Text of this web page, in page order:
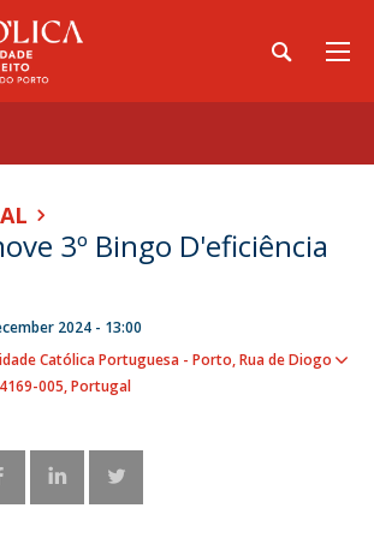
3º Bingo D'eficiência
2024 - 13:00
Católica Portuguesa - Porto Rua de Diogo
4169-005 Portugal